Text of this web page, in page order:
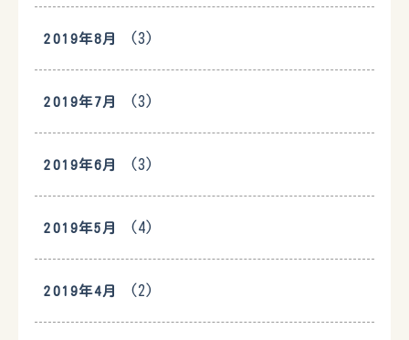
2019年8月 (3)
2019年7月 (3)
2019年6月 (3)
2019年5月 (4)
2019年4月 (2)